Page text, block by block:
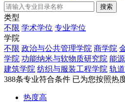
类型
不限 学术学位 专业学位
学院
不限 政治与公共管理学院 商学院
学院 功能纳米与软物质研究院 能
建筑学院 纺织与服装工程学院 轨
388条专业符合条件 已为您按照热
热度高